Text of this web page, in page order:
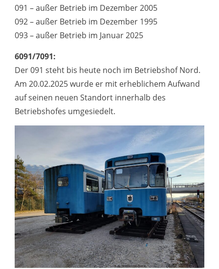
091 – außer Betrieb im Dezember 2005
092 – außer Betrieb im Dezember 1995
093 – außer Betrieb im Januar 2025
6091/7091:
Der 091 steht bis heute noch im Betriebshof Nord.
Am 20.02.2025 wurde er mit erheblichem Aufwand
auf seinen neuen Standort innerhalb des
Betriebshofes umgesiedelt.